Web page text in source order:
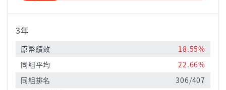
3年
原幣績效
18.55%
同組平均
22.66%
同組排名
306/407